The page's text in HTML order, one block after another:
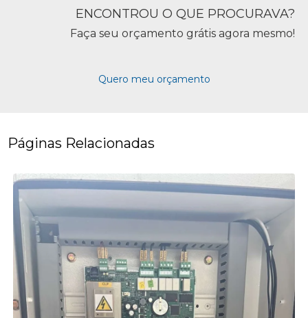
ENCONTROU O QUE PROCURAVA?
Faça seu orçamento grátis agora mesmo!
Quero meu orçamento
Páginas Relacionadas